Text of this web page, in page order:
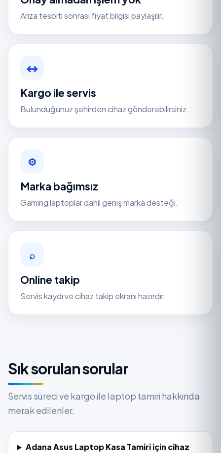
Arıza tespiti sonrası fiyat bilgisi paylaşılır.
↔
Kargo ile servis
Bulunduğunuz şehirden cihaz gönderebilirsiniz.
⚙
Marka bağımsız
Gaming laptoplar dahil geniş marka desteği.
⌕
Online takip
Servis kaydı ve cihaz takip ekranı hazırdır.
Sık sorulan sorular
Servis süreci ve kargo ile laptop tamiri hakkında
merak edilenler.
Adana Asus Laptop Kasa Tamiri için cihaz